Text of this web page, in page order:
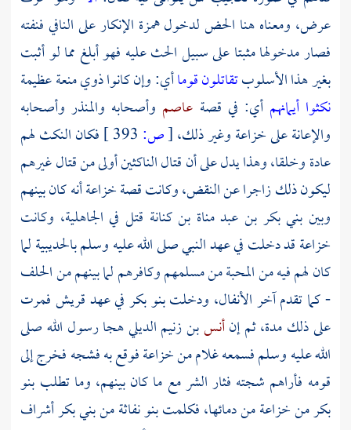
عرض، ومعناه هنا الحض لدخول همزة الإنكار على النافي فنفته
فصار مدخولها مثبتا على سبيل الحث عليه فهو أبلغ مما لو أثبت
بغير هذا الأسلوبتقاتلون قوماأي: وإن كانوا ذوي منعة عظيمة
نكثوا أيمانهمأي: في قصة عاصم وأصحابه والمنذر وأصحابه
والإعانة علىخزاعةوغير ذلك،[ص:
فكان النكث لهم
عادة وخلقا، وهذا يدل على أن قتال الناكثين أولى من قتال غيرهم
ليكون ذلك زاجرا عن النقض، وكانت قصةخزاعةأنه كان بينهم
وبين بني بكر بن عبد مناة بن كنانة قتل في الجاهلية، وكانت
خزاعة قد دخلت في عهد النبي صلى الله عليه وسلم بالحديبية لما
كان لهم فيه من المحبة من مسلمهم وكافرهم لما بينهم من الحلف
- كما تقدم آخر الأنفال، ودخلت بنو بكر في عهد قريش فمرت
على ذلك مدة، ثم إنأنسبن زنيم الديلي هجا رسول الله صلى
الله عليه وسلم فسمعه غلام من خزاعة فوقع به فشجه فخرج إلى
قومه فأراهم شجته فثار الشر مع ما كان بينهم، وما تطلب بنو
بكر من خزاعة من دمائها، فكلمت بنو نفاثة من بني بكر أشراف